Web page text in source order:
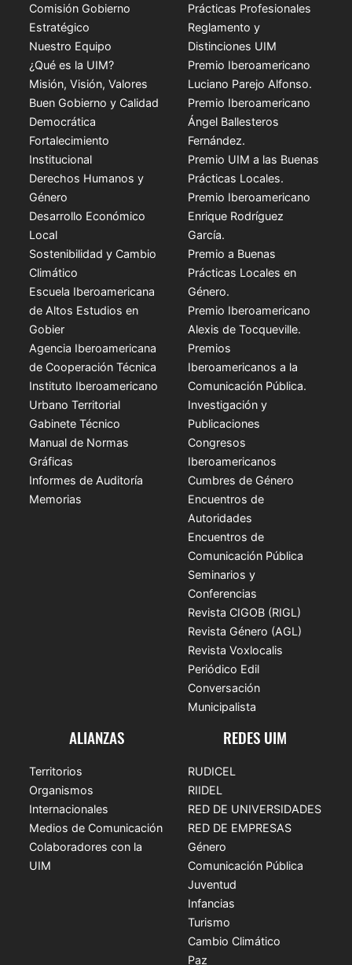
Comisión Gobierno
Estratégico
Nuestro Equipo
¿Qué es la UIM?
Misión, Visión, Valores
Buen Gobierno y Calidad
Democrática
Fortalecimiento
Institucional
Derechos Humanos y
Género
Desarrollo Económico
Local
Sostenibilidad y Cambio
Climático
Escuela Iberoamericana
de Altos Estudios en
Gobier
Agencia Iberoamericana
de Cooperación Técnica
Instituto Iberoamericano
Urbano Territorial
Gabinete Técnico
Manual de Normas
Gráficas
Informes de Auditoría
Memorias
Prácticas Profesionales
Reglamento y
Distinciones UIM
Premio Iberoamericano
Luciano Parejo Alfonso.
Premio Iberoamericano
Ángel Ballesteros
Fernández.
Premio UIM a las Buenas
Prácticas Locales.
Premio Iberoamericano
Enrique Rodríguez
García.
Premio a Buenas
Prácticas Locales en
Género.
Premio Iberoamericano
Alexis de Tocqueville.
Premios
Iberoamericanos a la
Comunicación Pública.
Investigación y
Publicaciones
Congresos
Iberoamericanos
Cumbres de Género
Encuentros de
Autoridades
Encuentros de
Comunicación Pública
Seminarios y
Conferencias
Revista CIGOB (RIGL)
Revista Género (AGL)
Revista Voxlocalis
Periódico Edil
Conversación
Municipalista
ALIANZAS
Territorios
Organismos
Internacionales
Medios de Comunicación
Colaboradores con la
UIM
REDES UIM
RUDICEL
RIIDEL
RED DE UNIVERSIDADES
RED DE EMPRESAS
Género
Comunicación Pública
Juventud
Infancias
Turismo
Cambio Climático
Paz